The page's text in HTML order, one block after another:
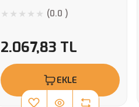
Motorlar Ngk Marka
(0.0 )
2.067,83 TL
EKLE